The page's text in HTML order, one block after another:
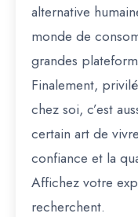
alternative
monde de
grandes
Finalement,
chez soi, c’est
certain art de
confiance et la
Affichez votre
recherchent.